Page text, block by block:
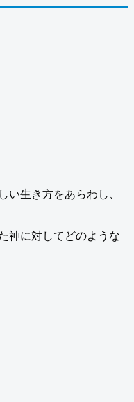
い生き方をあらわし、
神に対してどのような